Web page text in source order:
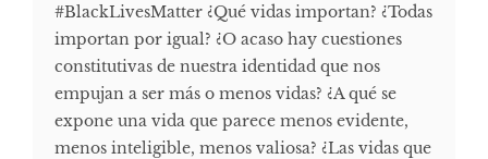
#BlackLivesMatter ¿Qué vidas importan? ¿Todas
importan por igual? ¿O acaso hay cuestiones
constitutivas de nuestra identidad que nos
empujan a ser más o menos vidas? ¿A qué se
expone una vida que parece menos evidente,
menos inteligible, menos valiosa? ¿Las vidas que